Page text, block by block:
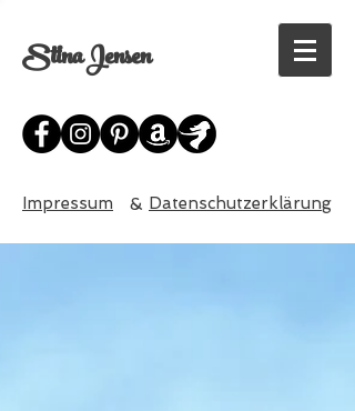
Stina Jensen
Impressum & Datenschutzerklärung